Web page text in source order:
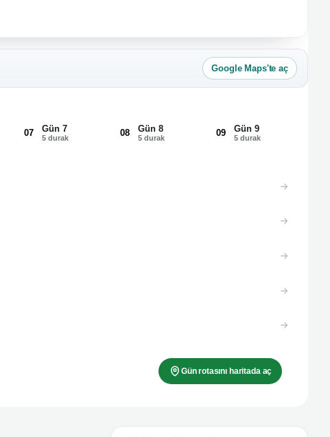
Google Maps'te aç
07 Gün 7
5 durak 08 Gün 8
5 durak 09 Gün 9
5 durak
Gün rotasını haritada aç